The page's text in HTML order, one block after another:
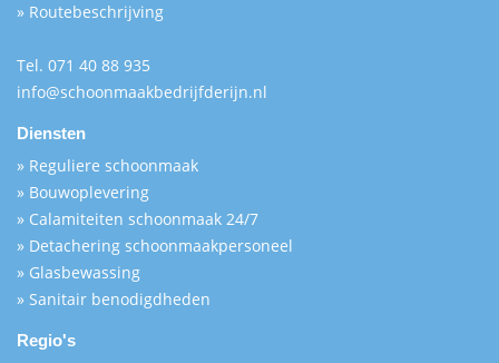
» Routebeschrijving
Tel. 071 40 88 935
info@schoonmaakbedrijfderijn.nl
Diensten
» Reguliere schoonmaak
» Bouwoplevering
» Calamiteiten schoonmaak 24/7
» Detachering schoonmaakpersoneel
» Glasbewassing
» Sanitair benodigdheden
Regio's